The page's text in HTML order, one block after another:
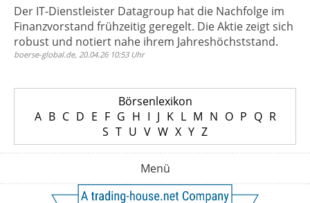
Der IT-Dienstleister Datagroup hat die Nachfolge im
Finanzvorstand frühzeitig geregelt. Die Aktie zeigt sich
robust und notiert nahe ihrem Jahreshöchststand.
boerse-global.de, 20.04.26 10:53 Uhr
Börsenlexikon
A B C D E F G H I J K L M N O P Q R
S T U V W X Y Z
Menü